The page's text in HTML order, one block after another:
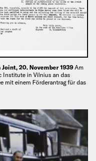
20. November 1939 Am
Institute in Vilnius an das
mit einem Förderantrag für das